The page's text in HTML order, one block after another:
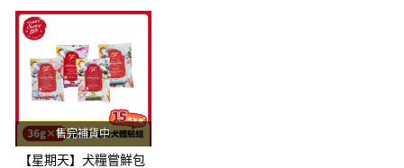
LINE Pay
Apple Pay
街口支付
悠遊付
Google Pay
售完補貨中
【星期天】犬糧嘗鮮包